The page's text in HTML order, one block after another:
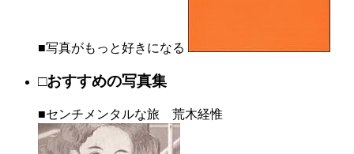
■写真がもっと好きになる
□おすすめの写真集
■センチメンタルな旅 荒木経惟